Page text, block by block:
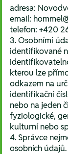
adresa:
email:
telefon: +420
3. Osobními
identifikované
kterou lze
odkazem na
identifikační
nebo na jeden
fyziologické,
kulturní nebo
4. Správce
osobních údajů.